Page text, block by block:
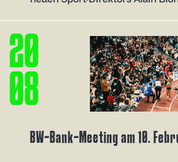
20
08
BW-Bank-Meeting am 10.